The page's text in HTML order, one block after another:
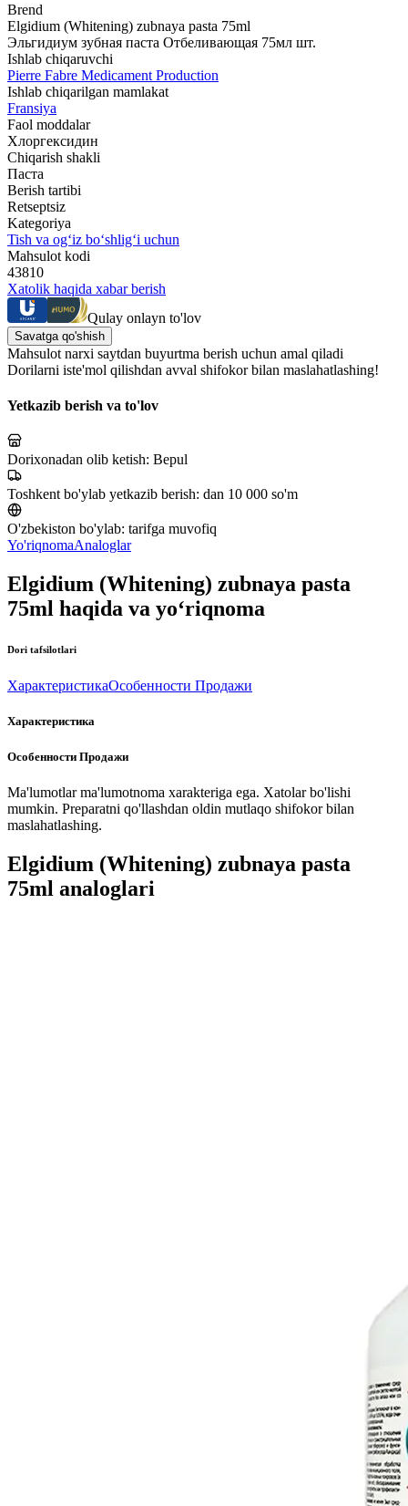
Brend
Elgidium (Whitening) zubnaya pasta 75ml
Эльгидиум зубная паста Отбеливающая 75мл шт.
Ishlab chiqaruvchi
Pierre Fabre Medicament Production
Ishlab chiqarilgan mamlakat
Fransiya
Faol moddalar
Хлоргексидин
Chiqarish shakli
Паста
Berish tartibi
Retseptsiz
Kategoriya
Tish va og‘iz bo‘shlig‘i uchun
Mahsulot kodi
43810
Xatolik haqida xabar berish
Qulay onlayn to'lov
Savatga qo'shish
Mahsulot narxi saytdan buyurtma berish uchun amal qiladi
Dorilarni iste'mol qilishdan avval shifokor bilan maslahatlashing!
Yetkazib berish va to'lov
Dorixonadan olib ketish: Bepul
Toshkent bo'ylab yetkazib berish: dan 10 000 so'm
O'zbekiston bo'ylab: tarifga muvofiq
Yo'riqnomaAnaloglar
Elgidium (Whitening) zubnaya pasta
75ml haqida va yo‘riqnoma
Dori tafsilotlari
ХарактеристикаОсобенности Продажи
Характеристика
Особенности Продажи
Ma'lumotlar ma'lumotnoma xarakteriga ega. Xatolar bo'lishi
mumkin. Preparatni qo'llashdan oldin mutlaqo shifokor bilan
maslahatlashing.
Elgidium (Whitening) zubnaya pasta
75ml analoglari